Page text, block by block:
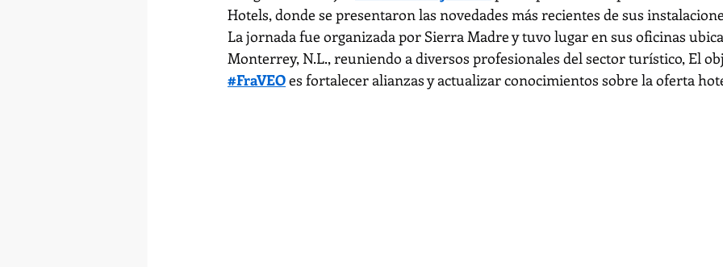
Hotels, donde se presentaron las novedades más recientes de sus
La jornada fue organizada por Sierra Madre y tuvo lugar en sus oficinas
Monterrey, N.L., reuniendo a diversos profesionales del sector turístico, El
#FraVEO es fortalecer alianzas y actualizar conocimientos sobre la oferta